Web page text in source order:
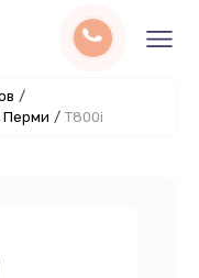
/
Перми / T800i